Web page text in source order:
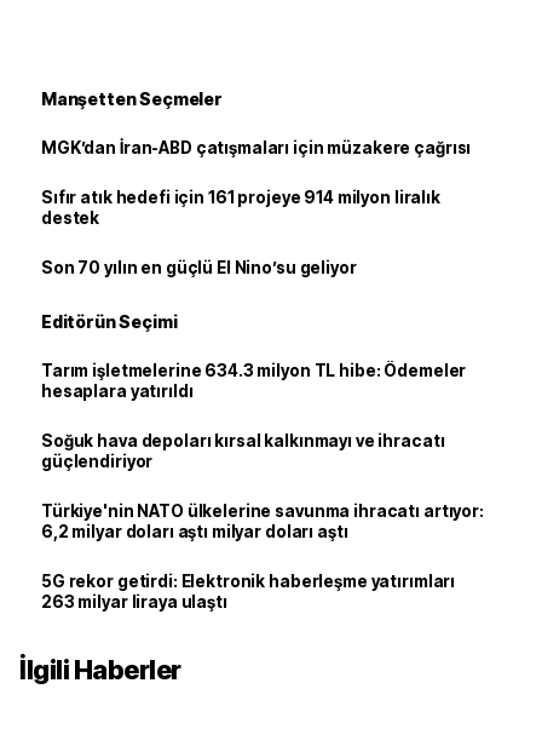
Manşetten Seçmeler
MGK’dan İran-ABD çatışmaları için müzakere çağrısı
Sıfır atık hedefi için 161 projeye 914 milyon liralık
destek
Son 70 yılın en güçlü El Nino’su geliyor
Editörün Seçimi
Tarım işletmelerine 634.3 milyon TL hibe: Ödemeler
hesaplara yatırıldı
Soğuk hava depoları kırsal kalkınmayı ve ihracatı
güçlendiriyor
Türkiye'nin NATO ülkelerine savunma ihracatı artıyor:
6,2 milyar doları aştı milyar doları aştı
5G rekor getirdi: Elektronik haberleşme yatırımları
263 milyar liraya ulaştı
İlgili Haberler